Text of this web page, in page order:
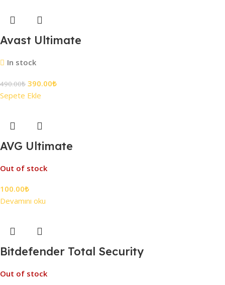
Avast Ultimate
In stock
490.00₺ 390.00₺
Sepete Ekle
AVG Ultimate
Out of stock
100.00₺
Devamını oku
Bitdefender Total Security
Out of stock